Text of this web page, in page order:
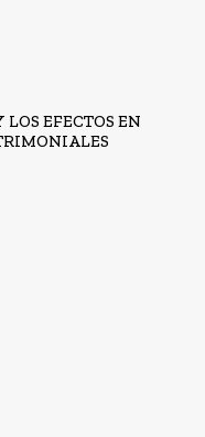
EFECTOS EN